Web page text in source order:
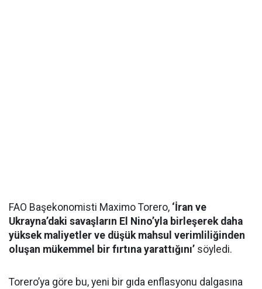
FAO Başekonomisti Maximo Torero, ‘İran ve
Ukrayna’daki savaşların El Nino’yla birleşerek daha
yüksek maliyetler ve düşük mahsul verimliliğinden
oluşan mükemmel bir fırtına yarattığını’ söyledi.
Torero’ya göre bu, yeni bir gıda enflasyonu dalgasına